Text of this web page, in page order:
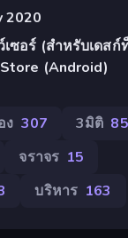
2020
เซอร์ (สำหรับเดส
(Android)
ง 307 3มิติ
จราจร 15
บริหาร 163